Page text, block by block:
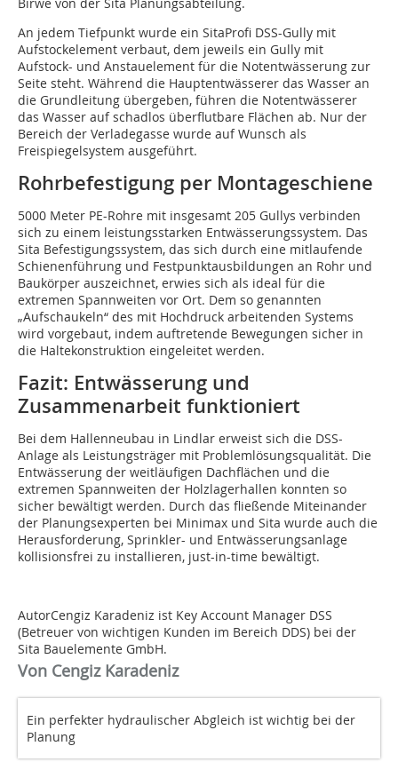
Birwe von der Sita Planungsabteilung.
An jedem Tiefpunkt wurde ein SitaProfi DSS-Gully mit
Aufstockelement verbaut, dem jeweils ein Gully mit
Aufstock- und Anstauelement für die Notentwässerung zur
Seite steht. Während die Hauptentwässerer das Wasser an
die Grundleitung übergeben, führen die Notentwässerer
das Wasser auf schadlos überflutbare Flächen ab. Nur der
Bereich der Verladegasse wurde auf Wunsch als
Freispiegelsystem ausgeführt.
Rohrbefestigung per Montageschiene
5000 Meter PE-Rohre mit insgesamt 205 Gullys verbinden
sich zu einem leistungsstarken Entwässerungssystem. Das
Sita Befestigungssystem, das sich durch eine mitlaufende
Schienenführung und Festpunktausbildungen an Rohr und
Baukörper auszeichnet, erwies sich als ideal für die
extremen Spannweiten vor Ort. Dem so genannten
„Aufschaukeln“ des mit Hochdruck arbeitenden Systems
wird vorgebaut, indem auftretende Bewegungen sicher in
die Haltekonstruktion eingeleitet werden.
Fazit: Entwässerung und
Zusammenarbeit funktioniert
Bei dem Hallenneubau in Lindlar erweist sich die DSS-
Anlage als Leistungsträger mit Problemlösungsqualität. Die
Entwässerung der weitläufigen Dachflächen und die
extremen Spannweiten der Holzlagerhallen konnten so
sicher bewältigt werden. Durch das fließende Miteinander
der Planungsexperten bei Minimax und Sita wurde auch die
Herausforderung, Sprinkler- und Entwässerungsanlage
kollisionsfrei zu installieren, just-in-time bewältigt.
AutorCengiz Karadeniz ist Key Account Manager DSS
(Betreuer von wichtigen Kunden im Bereich DDS) bei der
Sita Bauelemente GmbH.
Von Cengiz Karadeniz
Ein perfekter hydraulischer Abgleich ist wichtig bei der
Planung